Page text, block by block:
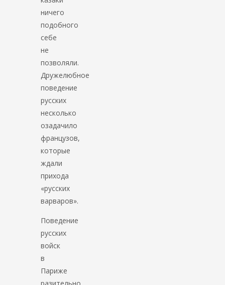
ничего
подобного
себе
не
позволяли.
Дружелюбное
поведение
русских
несколько
озадачило
французов,
которые
ждали
прихода
«русских
варваров».
Поведение
русских
войск
в
Париже